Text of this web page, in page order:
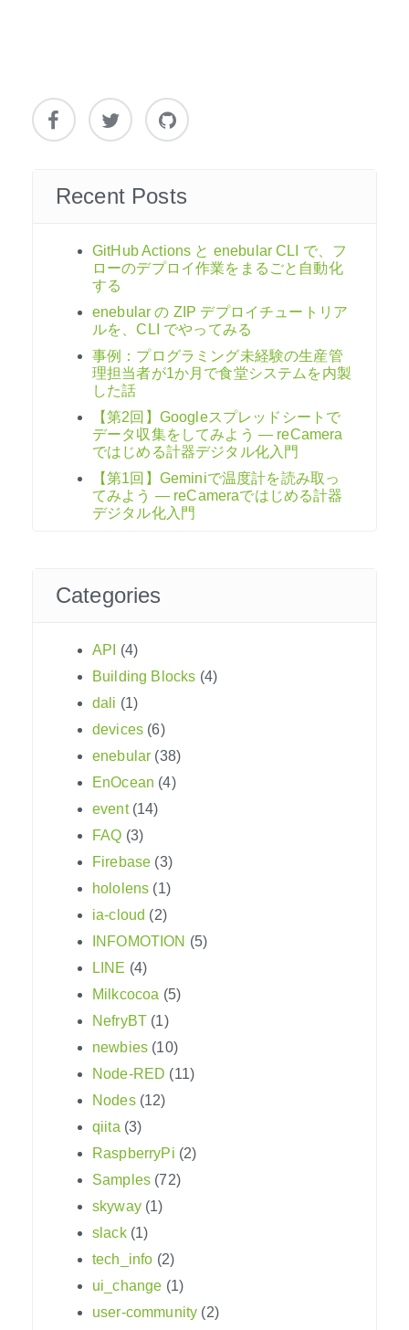
Recent Posts
GitHub Actions と enebular CLI で、フ
ローのデプロイ作業をまるごと自動化
する
enebular の ZIP デプロイチュートリア
ルを、CLI でやってみる
事例：プログラミング未経験の生産管
理担当者が1か月で食堂システムを内製
した話
【第2回】Googleスプレッドシートで
データ収集をしてみよう ― reCamera
ではじめる計器デジタル化入門
【第1回】Geminiで温度計を読み取っ
てみよう ― reCameraではじめる計器
デジタル化入門
Categories
API
(4)
Building Blocks (4)
dali (1)
devices (6)
enebular (38)
EnOcean (4)
event(14)
FAQ (3)
Firebase (3)
hololens (1)
ia-cloud (2)
INFOMOTION (5)
LINE (4)
Milkcocoa (5)
NefryBT (1)
newbies (10)
Node-RED (11)
Nodes(12)
qiita (3)
RaspberryPi (2)
Samples (72)
skyway(1)
slack(1)
tech_info (2)
ui_change (1)
user-community (2)